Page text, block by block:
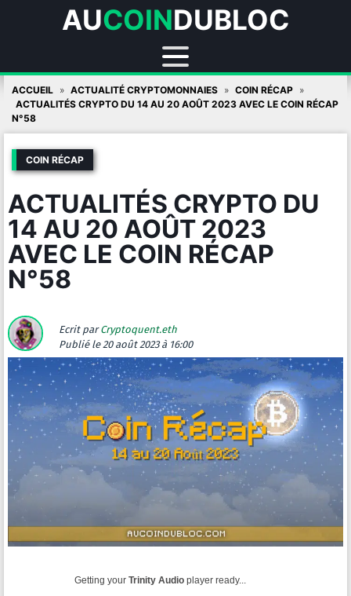
AUCOINDUBLOC
Skip
content
ACCUEIL ACTUALITÉ CRYPTOMONNAIES
COIN RÉCAP
ACTUALITÉS CRYPTO DU 14 AU 20 AOÛT 2023 AVEC LE COIN RÉCAP
N°58
COIN RÉCAP
ACTUALITÉS CRYPTO DU
14 AU 20 AOÛT 2023
AVEC LE COIN RÉCAP
N°58
Ecrit parCryptoquent.eth
Publié le 20 août 2023 à 16:00
Getting your Trinity Audio player ready...